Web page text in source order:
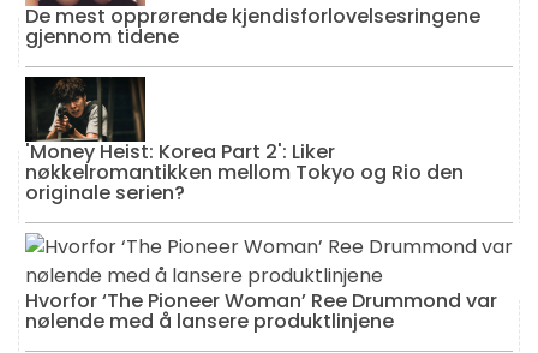
De mest opprørende kjendisforlovelsesringene
gjennom tidene
'Money Heist: Korea Part 2': Liker
nøkkelromantikken mellom Tokyo og Rio den
originale serien?
Hvorfor ‘The Pioneer Woman’ Ree Drummond var
nølende med å lansere produktlinjene